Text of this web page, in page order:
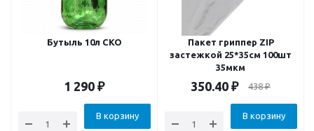
Бутыль 10л СКО
1 290 ₽
В корзину
Пакет гриппер ZIP
застежкой 25*35см 100шт
35мкм
350.40 ₽ 438₽
В корзину